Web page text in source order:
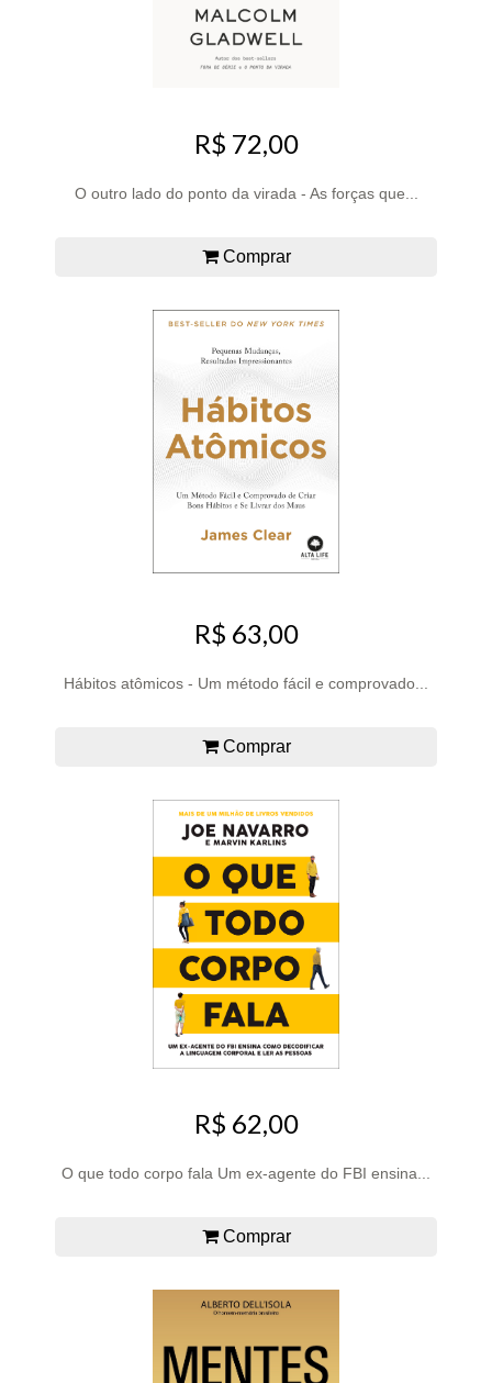
R$ 72,00
O outro lado do ponto da virada - As forças que...
Comprar
R$ 63,00
Hábitos atômicos - Um método fácil e comprovado...
Comprar
R$ 62,00
O que todo corpo fala Um ex-agente do FBI ensina...
Comprar